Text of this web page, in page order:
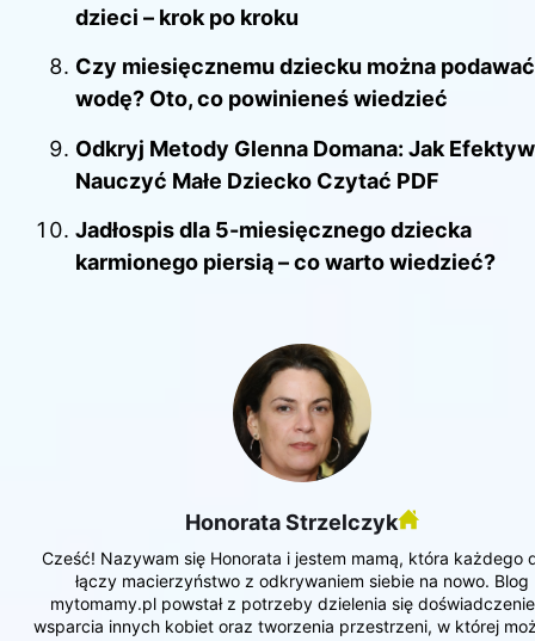
dzieci – krok po kroku
Czy miesięcznemu dziecku można podawać
wodę? Oto, co powinieneś wiedzieć
Odkryj Metody Glenna Domana: Jak
Nauczyć Małe Dziecko Czytać PDF
Jadłospis dla 5-miesięcznego dziecka
karmionego piersią – co warto wiedzieć?
Honorata Strzelczyk
Cześć! Nazywam się Honorata i jestem mamą, która każdego
łączy macierzyństwo z odkrywaniem siebie na nowo. Blog
mytomamy.pl powstał z potrzeby dzielenia się
wsparcia innych kobiet oraz tworzenia przestrzeni, w której